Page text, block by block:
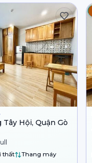
Hội, Quận Gò
thất Thang máy